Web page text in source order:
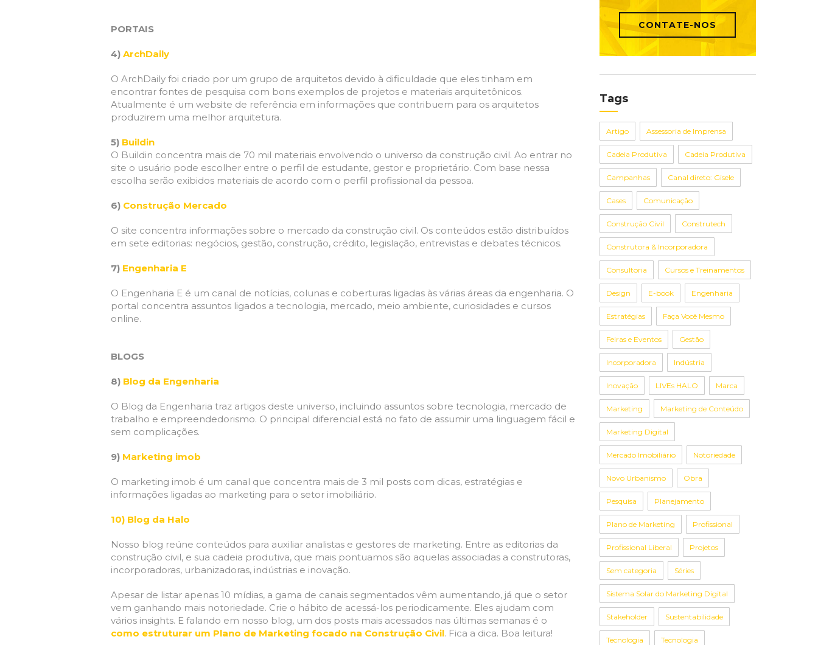
PORTAIS
4) ArchDaily
O ArchDaily foi criado por um grupo de arquitetos devido à dificuldade que eles tinham em
encontrar fontes de pesquisa com bons exemplos de projetos e materiais arquitetônicos.
Atualmente é um website de referência em informações que contribuem para os arquitetos
produzirem uma melhor arquitetura.
5) Buildin
O Buildin concentra mais de 70 mil materiais envolvendo o universo da construção civil. Ao entrar no
site o usuário pode escolher entre o perfil de estudante, gestor e proprietário. Com base nessa
escolha serão exibidos materiais de acordo com o perfil profissional da pessoa.
6) Construção Mercado
O site concentra informações sobre o mercado da construção civil. Os conteúdos estão distribuídos
em sete editorias: negócios, gestão, construção, crédito, legislação, entrevistas e debates técnicos.
7) Engenharia E
O Engenharia E é um canal de notícias, colunas e coberturas ligadas às várias áreas da engenharia. O
portal concentra assuntos ligados a tecnologia, mercado, meio ambiente, curiosidades e cursos
online.
BLOGS
8) Blog da Engenharia
O Blog da Engenharia traz artigos deste universo, incluindo assuntos sobre tecnologia, mercado de
trabalho e empreendedorismo. O principal diferencial está no fato de assumir uma linguagem fácil e
sem complicações.
9) Marketing imob
O marketing imob é um canal que concentra mais de 3 mil posts com dicas, estratégias e
informações ligadas ao marketing para o setor imobiliário.
10) Blog da Halo
Nosso blog reúne conteúdos para auxiliar analistas e gestores de marketing. Entre as editorias da
construção civil, e sua cadeia produtiva, que mais pontuamos são aquelas associadas a construtoras,
incorporadoras, urbanizadoras, indústrias e inovação.
Apesar de listar apenas 10 mídias, a gama de canais segmentados vêm aumentando, já que o setor
vem ganhando mais notoriedade. Crie o hábito de acessá-los periodicamente. Eles ajudam com
vários insights. E falando em nosso blog, um dos posts mais acessados nas últimas semanas é o
como estruturar um Plano de Marketing focado na Construção Civil. Fica a dica. Boa leitura!
CONTATE-NOS
Tags
Artigo Assessoria de Imprensa
Cadeia Produtiva Cadeia Produtiva
Campanhas Canal direto: Gisele
Cases Comunicação
Construção Civil Construtech
Construtora & Incorporadora
Consultoria Cursos e Treinamentos
Design E-book Engenharia
Estratégias Faça Você Mesmo
Feiras e Eventos Gestão
Incorporadora Indústria
Inovação LIVEs HALO Marca
Marketing Marketing de Conteúdo
Marketing Digital
Mercado Imobiliário Notoriedade
Novo Urbanismo Obra
Pesquisa Planejamento
Plano de Marketing Profissional
Profissional Liberal Projetos
Sem categoria Séries
Sistema Solar do Marketing Digital
Stakeholder Sustentabilidade
Tecnologia Tecnologia